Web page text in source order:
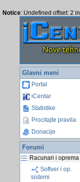
Notice: Undefined offset: 2 in
Glavni meni
Portal
iCentar
Statistike
Procitajte pravila
Donacije
Forumi
Racunari i oprema
Softver i op.
sistemi